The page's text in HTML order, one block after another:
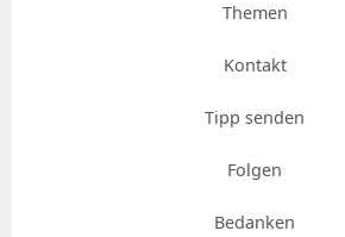
Themen
Kontakt
Tipp senden
Folgen
Bedanken